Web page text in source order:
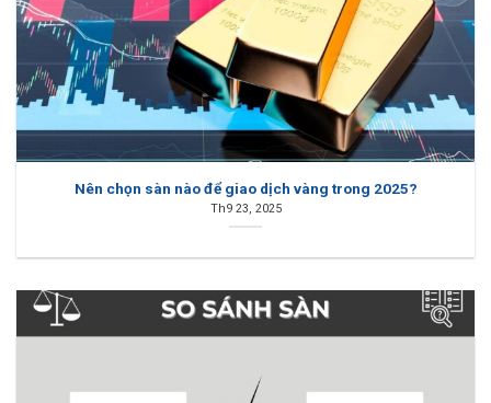
Nên chọn sàn nào để giao dịch vàng trong 2025?
Th9 23, 2025